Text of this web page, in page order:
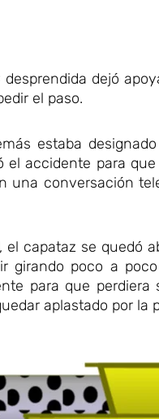
dejó
el paso.
estaba
accidente para
una conversación
capataz se quedó
girando poco a
para que
aplastado por la